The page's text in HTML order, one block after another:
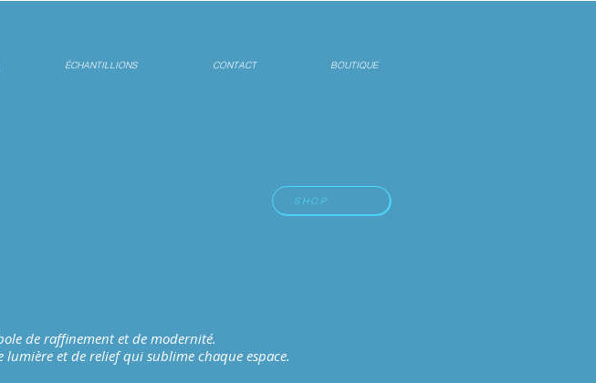
ÉCHANTILLIONS CONTACT BOUTIQUE
SHOP
de raffinement et de modernité.
et de relief qui sublime chaque espace.